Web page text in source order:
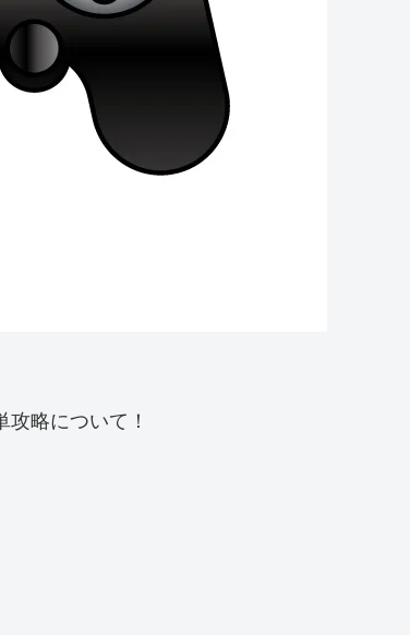
略について！